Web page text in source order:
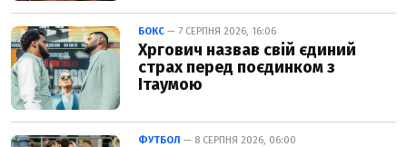
БОКС — 7 СЕРПНЯ 2026, 16:06
Хргович назвав свій єдиний
страх перед поєдинком з
Ітаумою
ФУТБОЛ — 8 СЕРПНЯ 2026, 06:00